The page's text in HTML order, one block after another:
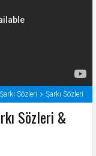
Sözleri Şarkı Sözleri
Sözleri &